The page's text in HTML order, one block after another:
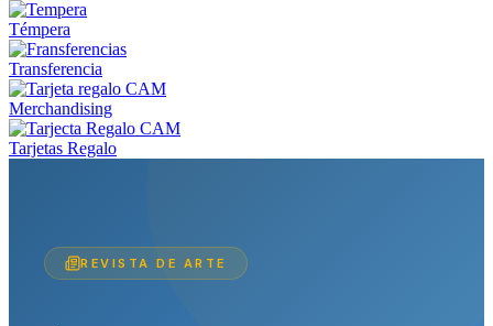
Témpera
Transferencia
Merchandising
Tarjetas Regalo
REVISTA DE ARTE